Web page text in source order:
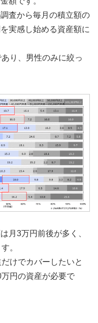
査から毎月の積立額の
実感し始める資産額に
り、男性のみに絞っ
月3万円前後が多く、
。
けでカバーしたいと
円の資産が必要で